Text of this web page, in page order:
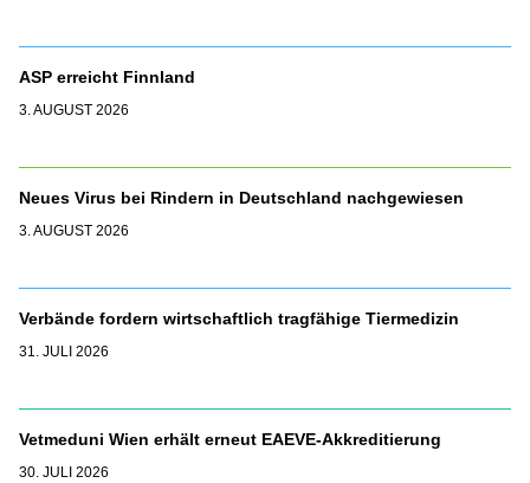
ASP erreicht Finnland
3. AUGUST 2026
Neues Virus bei Rindern in Deutschland nachgewiesen
3. AUGUST 2026
Verbände fordern wirtschaftlich tragfähige Tiermedizin
31. JULI 2026
Vetmeduni Wien erhält erneut EAEVE-Akkreditierung
30. JULI 2026